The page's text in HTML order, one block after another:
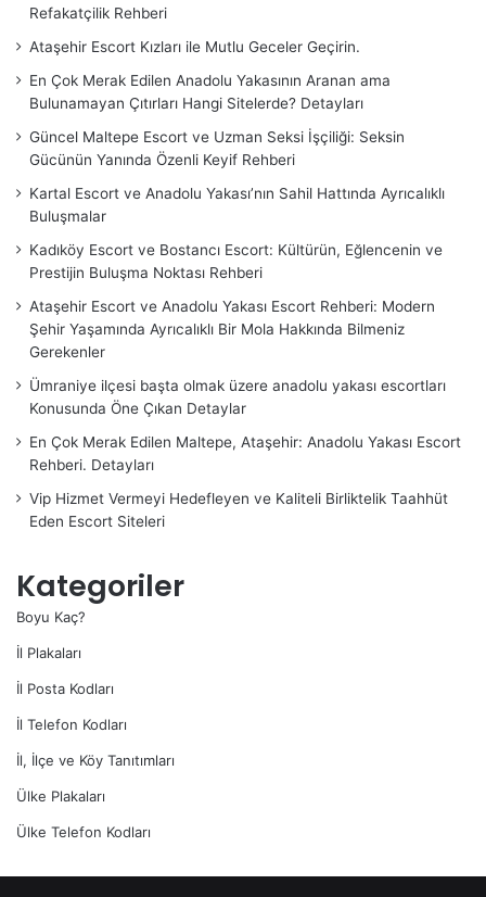
Refakatçilik Rehberi
Ataşehir Escort Kızları ile Mutlu Geceler Geçirin.
En Çok Merak Edilen Anadolu Yakasının Aranan ama
Bulunamayan Çıtırları Hangi Sitelerde? Detayları
Güncel Maltepe Escort ve Uzman Seksi İşçiliği: Seksin
Gücünün Yanında Özenli Keyif Rehberi
Kartal Escort ve Anadolu Yakası’nın Sahil Hattında Ayrıcalıklı
Buluşmalar
Kadıköy Escort ve Bostancı Escort: Kültürün, Eğlencenin ve
Prestijin Buluşma Noktası Rehberi
Ataşehir Escort ve Anadolu Yakası Escort Rehberi: Modern
Şehir Yaşamında Ayrıcalıklı Bir Mola Hakkında Bilmeniz
Gerekenler
Ümraniye ilçesi başta olmak üzere anadolu yakası escortları
Konusunda Öne Çıkan Detaylar
En Çok Merak Edilen Maltepe, Ataşehir: Anadolu Yakası Escort
Rehberi. Detayları
Vip Hizmet Vermeyi Hedefleyen ve Kaliteli Birliktelik Taahhüt
Eden Escort Siteleri
Kategoriler
Boyu Kaç?
İl Plakaları
İl Posta Kodları
İl Telefon Kodları
İl, İlçe ve Köy Tanıtımları
Ülke Plakaları
Ülke Telefon Kodları